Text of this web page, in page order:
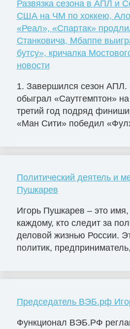
Развязка сезона в АПЛ и
США на ЧМ по хоккею,
«Реал», «Спартак»
Станковича, Мбаппе
бутсу», кричалка
новости
1. Завершился сезон АПЛ.
обыграл «Саутгемптон»
третий год подряд
«Ман Сити» победил
Политический деятель и
Пушкарев
Игорь Пушкарев – это имя,
каждому, кто следит за
деловой жизнью России.
политик,
Председатель ВЭБ.рф
Функционал ВЭБ.РФ